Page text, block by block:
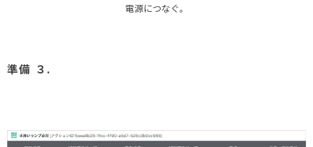
電源につなぐ。
準備 ３.